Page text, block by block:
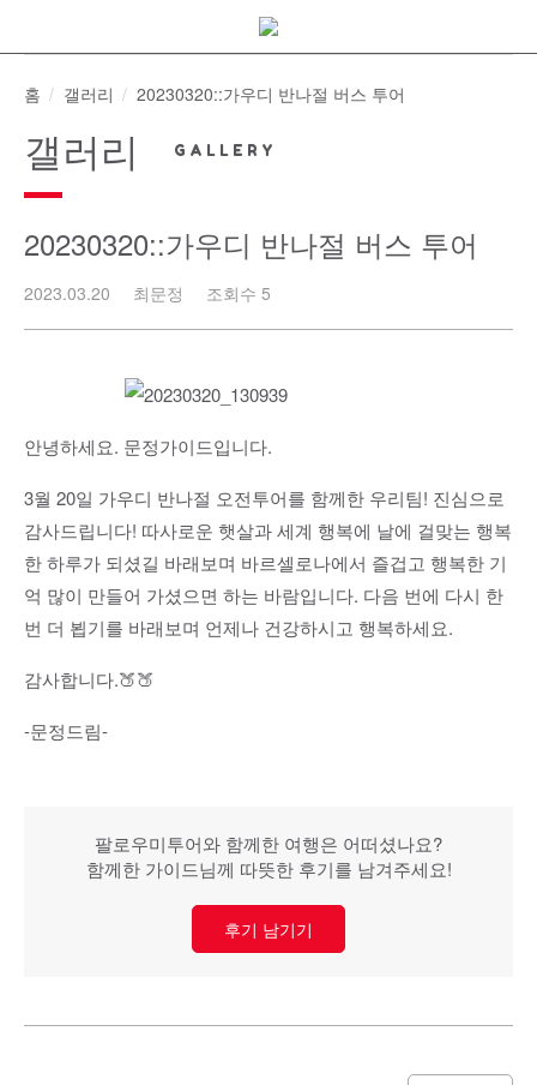
content
홈
갤러리 20230320::가우디 반나절 버스 투어
갤러리
20230320::가우디 반나절 버스 투어
2023.03.20 최문정 조회수 5
안녕하세요. 문정가이드입니다.
3월 20일 가우디 반나절 오전투어를 함께한 우리팀! 진심으로
감사드립니다! 따사로운 햇살과 세계 행복에 날에 걸맞는 행복
한 하루가 되셨길 바래보며 바르셀로나에서 즐겁고 행복한 기
억 많이 만들어 가셨으면 하는 바람입니다. 다음 번에 다시 한
번 더 뵙기를 바래보며 언제나 건강하시고 행복하세요.
감사합니다.🍑🍑
-문정드림-
팔로우미투어와 함께한 여행은 어떠셨나요?
함께한 가이드님께 따뜻한 후기를 남겨주세요!
후기 남기기